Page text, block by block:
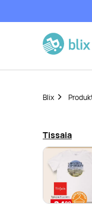
Blix
Tissaia